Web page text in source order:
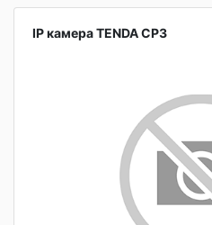
IP камера TENDA CP3